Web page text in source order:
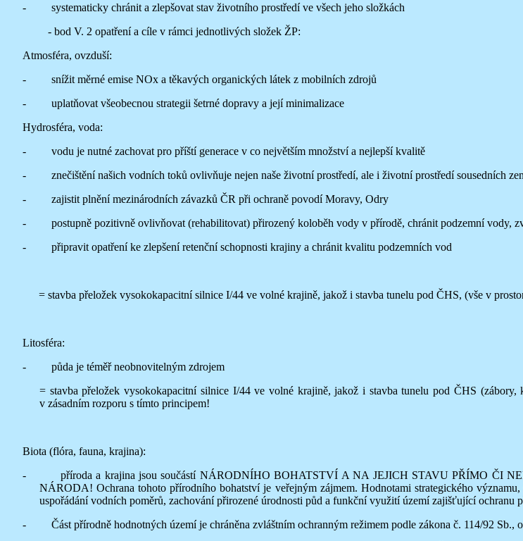
- systematicky chránit a zlepšovat stav životního prostředí ve všech jeho složkách
- bod V. 2 opatření a cíle v rámci jednotlivých složek ŽP:
Atmosféra, ovzduší:
- snížit měrné emise NOx a těkavých organických látek z mobilních zdrojů
- uplatňovat všeobecnou strategii šetrné dopravy a její minimalizace
Hydrosféra, voda:
- vodu je nutné zachovat pro příští generace v co největším množství a nejlepší kvalitě
- znečištění našich vodních toků ovlivňuje nejen naše životní prostředí, ale i životní prostředí sousedních
- zajistit plnění mezinárodních závazků ČR při ochraně povodí Moravy, Odry
- postupně pozitivně ovlivňovat (rehabilitovat) přirozený koloběh vody v přírodě, chránit podzemní vody,
- připravit opatření ke zlepšení retenční schopnosti krajiny a chránit kvalitu podzemních vod
= stavba přeložek vysokokapacitní silnice I/44 ve volné krajině, jakož i stavba tunelu pod ČHS, (vše v
Litosféra:
- půda je téměř neobnovitelným zdrojem
= stavba přeložek vysokokapacitní silnice I/44 ve volné krajině, jakož i stavba tunelu pod ČHS
v zásadním rozporu s tímto principem!
Biota (flóra, fauna, krajina):
- příroda a krajina jsou součástí NÁRODNÍHO BOHATSTVÍ A NA JEJICH STAVU PŘÍMO ČI
NÁRODA! Ochrana tohoto přírodního bohatství je veřejným zájmem. Hodnotami strategického
uspořádání vodních poměrů, zachování přirozené úrodnosti půd a funkční využití území zajišťující ochranu
- Část přírodně hodnotných území je chráněna zvláštním ochranným režimem podle zákona č. 114/92 Sb.,